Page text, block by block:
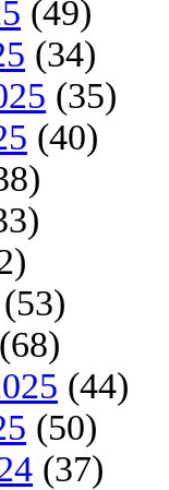
(49)
(34)
(35)
(40)
(53)
(68)
(44)
(50)
(37)